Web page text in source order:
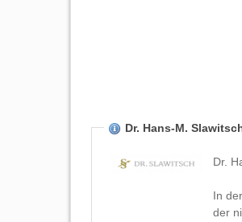
Dr. Hans-M.
Dr.
In
der